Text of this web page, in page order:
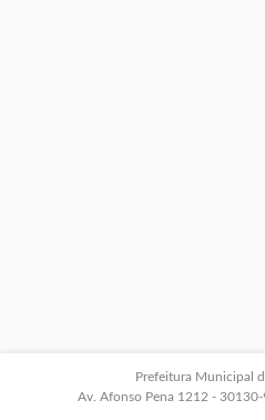
Prefeitura Municipal
Av. Afonso Pena 1212 -